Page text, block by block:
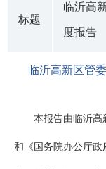
标题
临沂高
度报告
临沂高新区管
本报告由临沂高
和《国务院办公厅